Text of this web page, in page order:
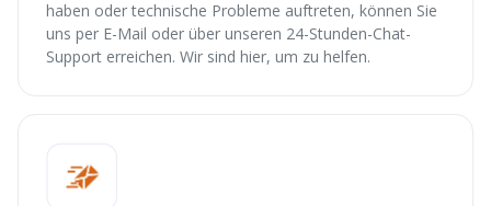
haben oder technische Probleme auftreten, können Sie
uns per E-Mail oder über unseren 24-Stunden-Chat-
Support erreichen. Wir sind hier, um zu helfen.